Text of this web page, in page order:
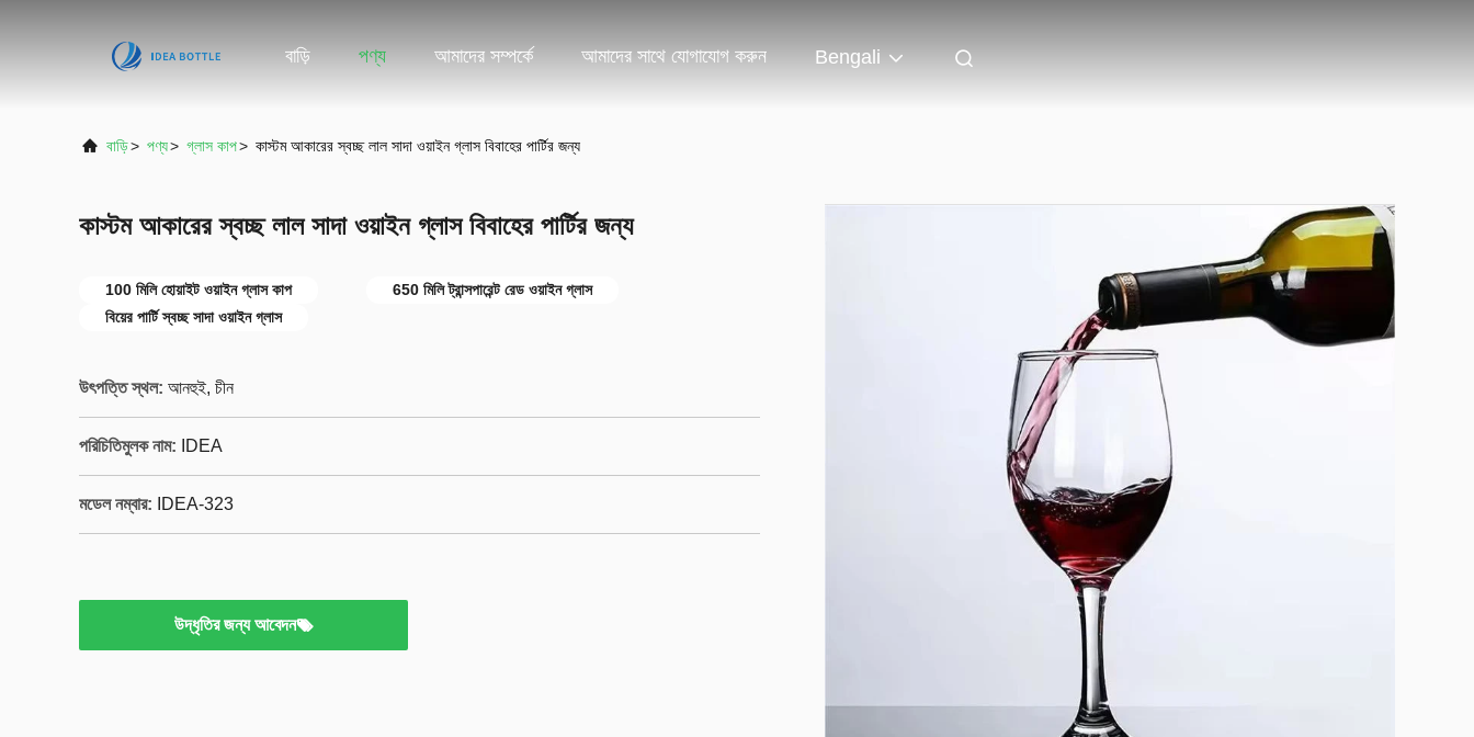
বাড়ি পণ্য আমাদের সম্পর্কে আমাদের সাথে যোগাযোগ করুন Bengali
বাড়ি> পণ্য> গ্লাস কাপ> কাস্টম আকারের স্বচ্ছ লাল সাদা ওয়াইন গ্লাস বিবাহের পার্টির জন্য
কাস্টম আকারের স্বচ্ছ লাল সাদা ওয়াইন গ্লাস বিবাহের পার্টির জন্য
100 মিলি হোয়াইট ওয়াইন গ্লাস কাপ
650 মিলি ট্রান্সপারেন্ট রেড ওয়াইন গ্লাস
বিয়ের পার্টি স্বচ্ছ সাদা ওয়াইন গ্লাস
উৎপত্তি স্থল: আনহুই, চীন
পরিচিতিমুলক নাম: IDEA
মডেল নম্বার: IDEA-323
উদ্ধৃতির জন্য আবেদন